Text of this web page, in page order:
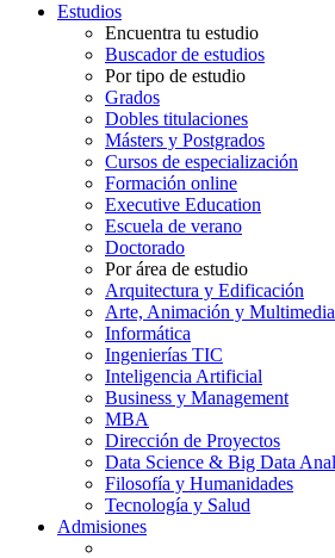
Estudios
Encuentra tu estudio
Buscador de estudios
Por tipo de estudio
Grados
Dobles titulaciones
Másters y Postgrados
Cursos de especialización
Formación online
Executive Education
Escuela de verano
Doctorado
Por área de estudio
Arquitectura y Edificación
Arte, Animación y Multimedia
Informática
Ingenierías TIC
Inteligencia Artificial
Business y Management
MBA
Dirección de Proyectos
Data Science & Big Data
Filosofía y Humanidades
Tecnología y Salud
Admisiones